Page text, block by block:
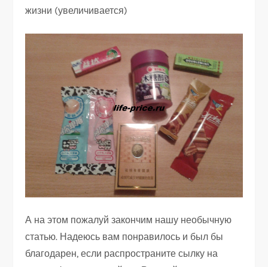
жизни (увеличивается)
А на этом пожалуй закончим нашу необычную
статью. Надеюсь вам понравилось и был бы
благодарен, если распространите сылку на